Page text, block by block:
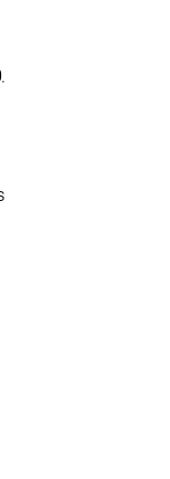
.